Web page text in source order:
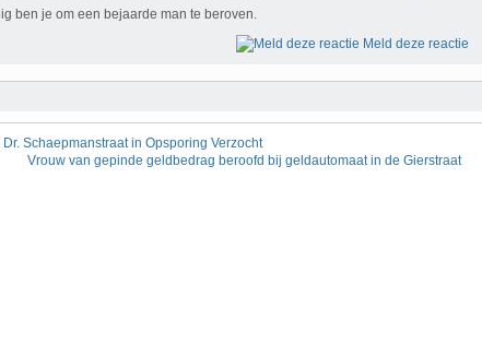
ben je om een bejaarde man te beroven.
Meld deze reactie
Schaepmanstraat in Opsporing Verzocht
Vrouw van gepinde geldbedrag beroofd bij geldautomaat in de Gierstraat